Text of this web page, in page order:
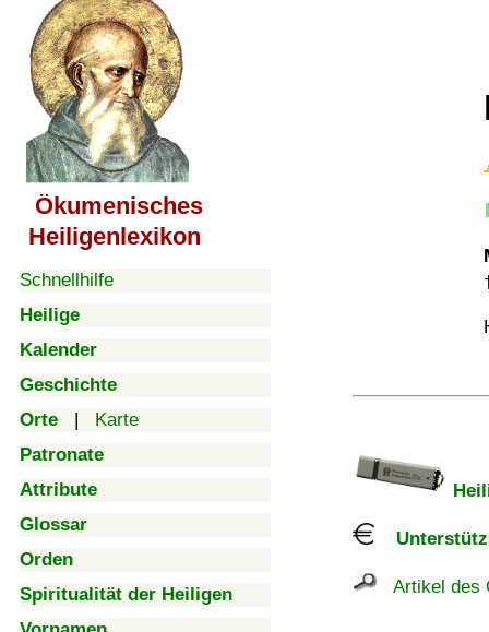
Ökumenisches
Heiligenlexikon
Schnellhilfe
Heilige
Kalender
Geschichte
Orte | Karte
Patronate
Attribute
Glossar
Orden
Spiritualität der Heiligen
Artikel des